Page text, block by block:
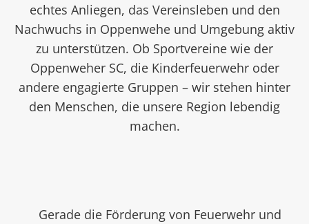
echtes Anliegen, das Vereinsleben und den
Nachwuchs in Oppenwehe und Umgebung aktiv
zu unterstützen. Ob Sportvereine wie der
Oppenweher SC, die Kinderfeuerwehr oder
andere engagierte Gruppen – wir stehen hinter
den Menschen, die unsere Region lebendig
machen.
Gerade die Förderung von Feuerwehr und